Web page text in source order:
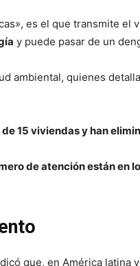
es el que transmite el
y puede pasar de un
ambiental, quienes
15 viviendas y han
de atención están en
que, en América latina